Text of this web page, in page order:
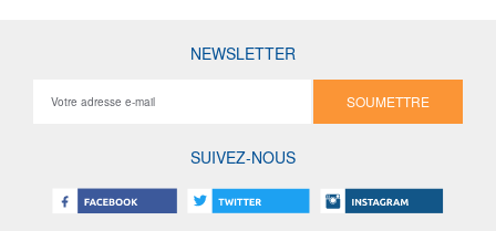
NEWSLETTER
SOUMETTRE
SUIVEZ-NOUS